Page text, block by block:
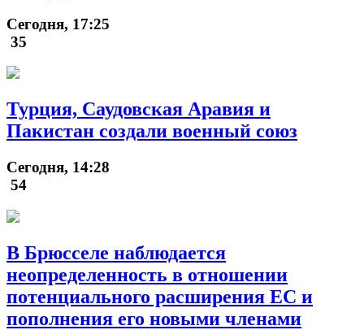
Сегодня, 17:25
35
Турция, Саудовская Аравия и
Пакистан создали военный союз
Сегодня, 14:28
54
В Брюсселе наблюдается
неопределенность в отношении
потенциального расширения ЕС и
пополнения его новыми членами